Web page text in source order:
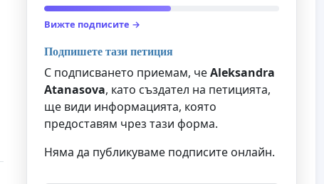
Вижте подписите →
Подпишете тази петиция
С подписването приемам, чеAleksandra
Atanasova, като създател на петицията,
ще види информацията, която
предоставям чрез тази форма.
Няма да публикуваме подписите онлайн.